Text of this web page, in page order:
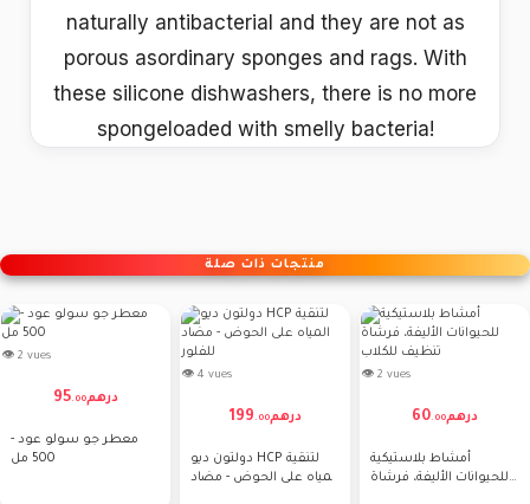
naturally antibacterial and they are not as
porous asordinary sponges and rags. With
these silicone dishwashers, there is no more
spongeloaded with smelly bacteria!
منتجات ذات صلة
👁 2 vues
95. 00درهم
معطر جو سولو عود -
500 مل
👁 4 vues
199 . 00درهم
دولتون ديو HCP لتنقية
المياه على الحوض - مضاد
👁 2 vues
60. 00درهم
أمشاط بلاستيكية
للحيوانات الأليفة، فرشاة